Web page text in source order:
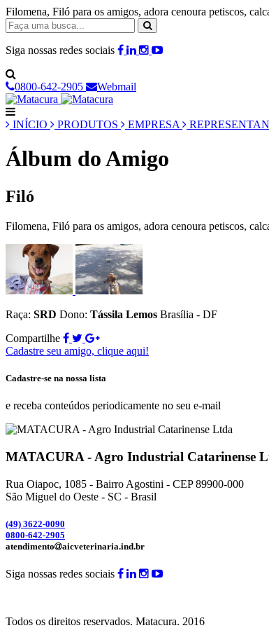
Filomena, Filó para os amigos, adora cenoura petiscos,
Siga nossas redes sociais
0800-642-2905 Webmail
INÍCIO PRODUTOS EMPRESA
Álbum do Amigo
Filó
Filomena, Filó para os amigos, adora cenoura petiscos,
Raça: SRD Dono: Tássila Lemos Brasília - DF
Compartilhe
Cadastre seu amigo, clique aqui!
Cadastre-se na nossa lista
e receba conteúdos periodicamente no seu e-mail
MATACURA - Agro Industrial Catarinense
Rua Oiapoc, 1085 - Bairro Agostini - CEP 89900-000
São Miguel do Oeste - SC - Brasil
(49) 3622-0090
0800-642-2905
atendimento
aicveterinaria.ind.br
Siga nossas redes sociais
Todos os direitos reservados. Matacura. 2016